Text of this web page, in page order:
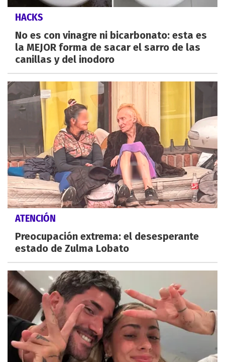
HACKS
No es con vinagre ni bicarbonato: esta es
la MEJOR forma de sacar el sarro de las
canillas y del inodoro
ATENCIÓN
Preocupación extrema: el desesperante
estado de Zulma Lobato